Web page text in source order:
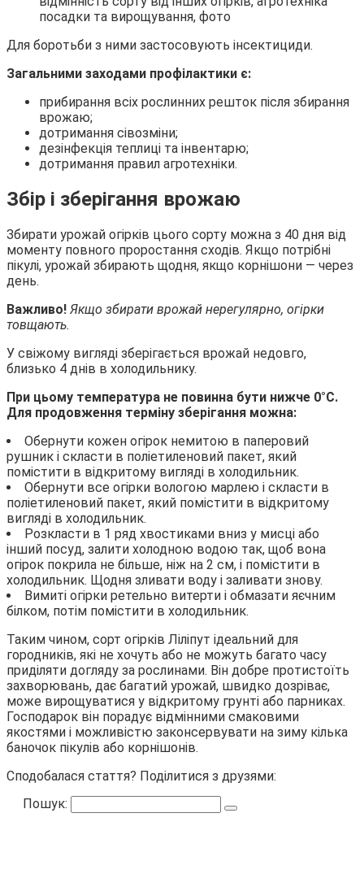
Для боротьби з ними застосовують інсектициди.
Загальними заходами профілактики є:
прибирання всіх рослинних решток після збирання
врожаю;
дотримання сівозміни;
дезінфекція теплиці та інвентарю;
дотримання правил агротехніки.
Збір і зберігання врожаю
Збирати урожай огірків цього сорту можна з 40 дня від
моменту повного проростання сходів. Якщо потрібні
пікулі, урожай збирають щодня, якщо корнішони — через
день.
Важливо! Якщо збирати врожай нерегулярно, огірки
товщають.
У свіжому вигляді зберігається врожай недовго,
близько 4 днів в холодильнику.
При цьому температура не повинна бути нижче 0°С.
Для продовження терміну зберігання можна:
Обернути кожен огірок немитою в паперовий
рушник і скласти в поліетиленовий пакет, який
помістити в відкритому вигляді в холодильник.
Обернути все огірки вологою марлею і скласти в
поліетиленовий пакет, який помістити в відкритому
вигляді в холодильник.
Розкласти в 1 ряд хвостиками вниз у мисці або
інший посуд, залити холодною водою так, щоб вона
огірок покрила не більше, ніж на 2 см, і помістити в
холодильник. Щодня зливати воду і заливати знову.
Вимиті огірки ретельно витерти і обмазати яєчним
білком, потім помістити в холодильник.
Таким чином, сорт огірків Ліліпут ідеальний для
городників, які не хочуть або не можуть багато часу
приділяти догляду за рослинами. Він добре протистоїть
захворювань, дає багатий урожай, швидко дозріває,
може вирощуватися у відкритому грунті або парниках.
Господарок він порадує відмінними смаковими
якостями і можливістю законсервувати на зиму кілька
баночок пікулів або корнішонів.
Сподобалася стаття? Поділитися з друзями:
Пошук: